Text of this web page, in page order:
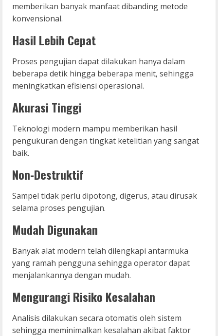
memberikan banyak manfaat dibanding metode
konvensional.
Hasil Lebih Cepat
Proses pengujian dapat dilakukan hanya dalam
beberapa detik hingga beberapa menit, sehingga
meningkatkan efisiensi operasional.
Akurasi Tinggi
Teknologi modern mampu memberikan hasil
pengukuran dengan tingkat ketelitian yang sangat
baik.
Non-Destruktif
Sampel tidak perlu dipotong, digerus, atau dirusak
selama proses pengujian.
Mudah Digunakan
Banyak alat modern telah dilengkapi antarmuka
yang ramah pengguna sehingga operator dapat
menjalankannya dengan mudah.
Mengurangi Risiko Kesalahan
Analisis dilakukan secara otomatis oleh sistem
sehingga meminimalkan kesalahan akibat faktor